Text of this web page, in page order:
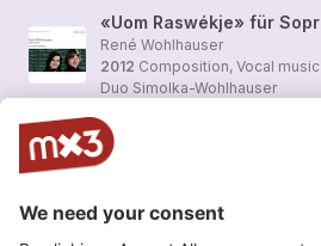
René Wohlhauser
2012 Composition, Vocal music
Duo Simolka-Wohlhauser
Duo Simolka-Wohlhauser
hang gomeka